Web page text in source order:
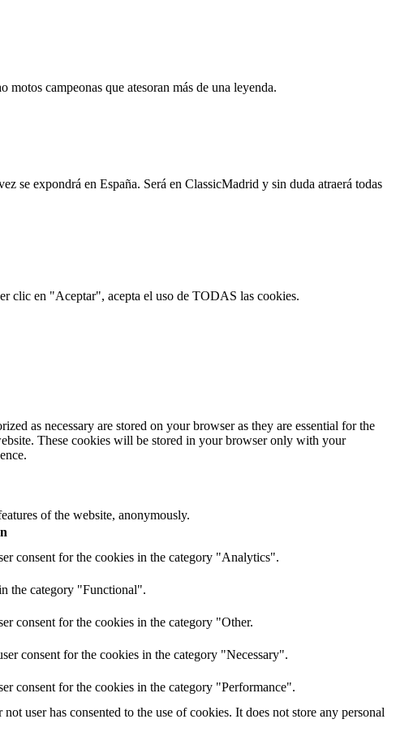
campeonas que atesoran más de una leyenda.
se expondrá en España. Será en ClassicMadrid y sin duda atraerá todas
clic en "Aceptar", acepta el uso de TODAS las cookies.
as necessary are stored on your browser as they are essential for the
These cookies will be stored in your browser only with your
of the website, anonymously.
consent for the cookies in the category "Analytics".
the category "Functional".
consent for the cookies in the category "Other.
consent for the cookies in the category "Necessary".
consent for the cookies in the category "Performance".
user has consented to the use of cookies. It does not store any personal